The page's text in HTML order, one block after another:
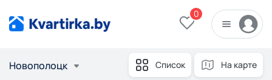
0
Новополоцк Список На карте